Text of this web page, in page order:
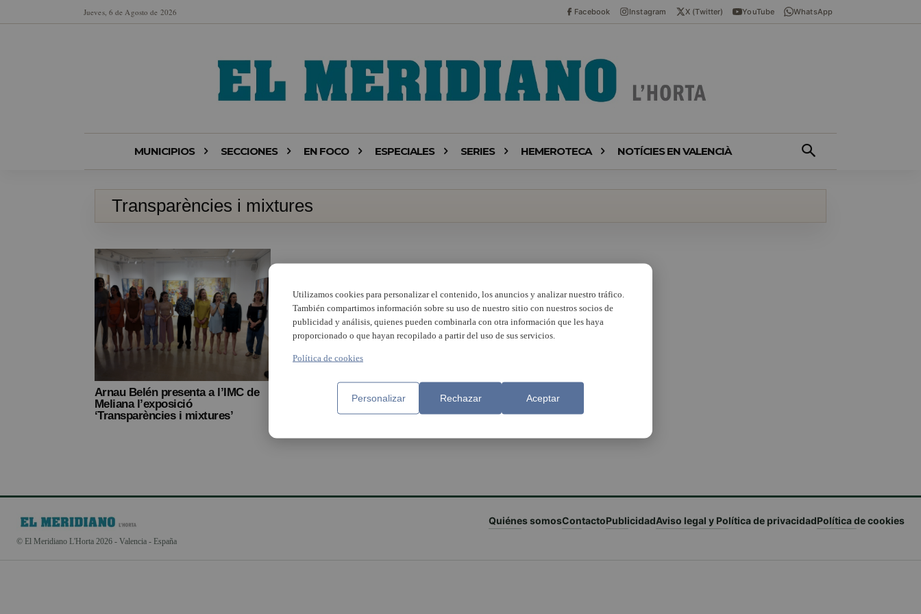
Jueves, 6 de Agosto de 2026 Facebook Instagram X (Twitter) YouTube WhatsApp
MUNICIPIOS SECCIONES EN FOCO ESPECIALES SERIES HEMEROTECA NOTÍCIES EN VALENCIÀ
Transparències i mixtures
Arnau Belén presenta a l’IMC de
Meliana l’exposició
‘Transparències i mixtures’
© El Meridiano L'Horta 2026 - Valencia - España
Quiénes somosContactoPublicidadAviso legal y Política de privacidadPolítica de cookies
Utilizamos cookies para personalizar el contenido, los anuncios y analizar nuestro tráfico.
También compartimos información sobre su uso de nuestro sitio con nuestros socios de
publicidad y análisis, quienes pueden combinarla con otra información que les haya
proporcionado o que hayan recopilado a partir del uso de sus servicios.
Política de cookies
Personalizar Rechazar Aceptar